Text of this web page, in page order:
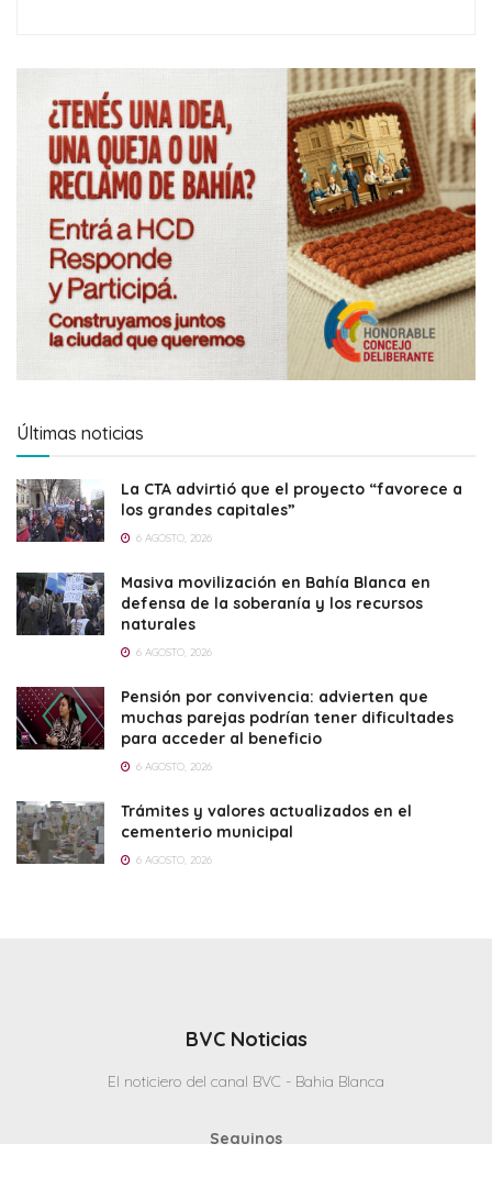
Últimas noticias
La CTA advirtió que el proyecto “favorece a
los grandes capitales”
6 AGOSTO, 2026
Masiva movilización en Bahía Blanca en
defensa de la soberanía y los recursos
naturales
6 AGOSTO, 2026
Pensión por convivencia: advierten que
muchas parejas podrían tener dificultades
para acceder al beneficio
6 AGOSTO, 2026
Trámites y valores actualizados en el
cementerio municipal
6 AGOSTO, 2026
BVC Noticias
El noticiero del canal BVC - Bahia Blanca
Seguinos